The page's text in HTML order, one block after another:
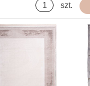
szt.